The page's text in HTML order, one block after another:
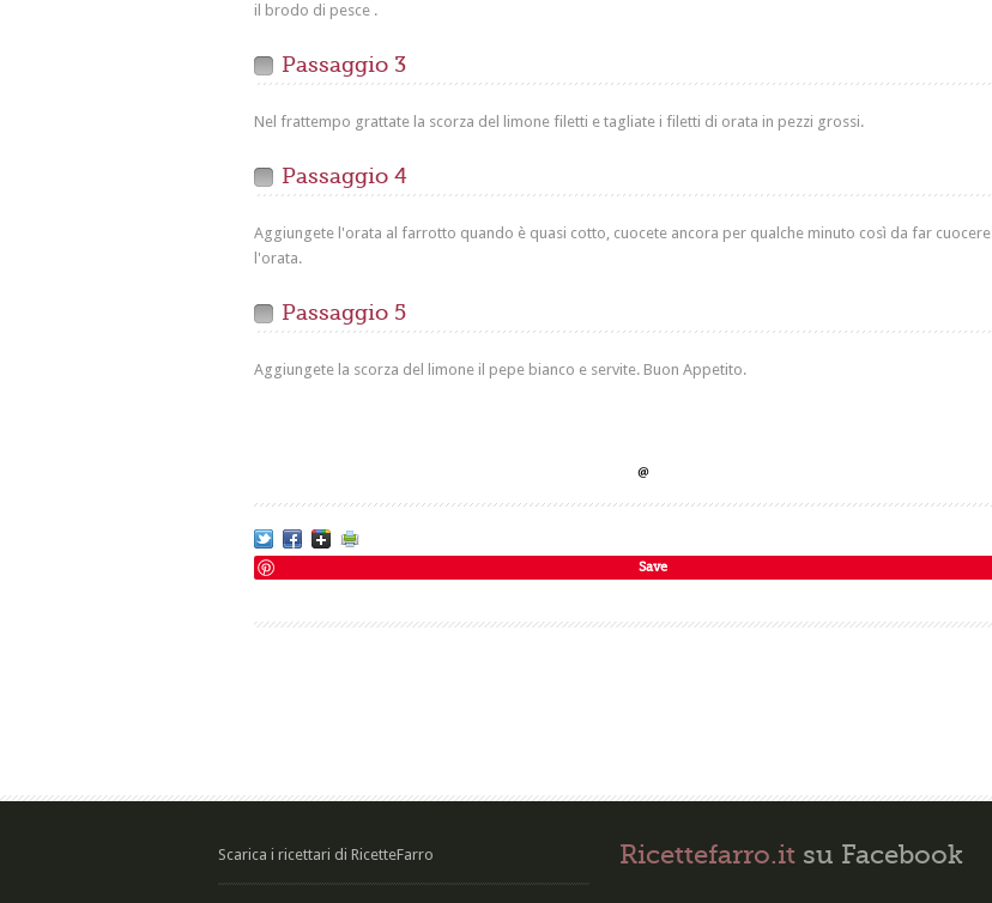
il brodo di pesce .
Passaggio 3
Nel frattempo grattate la scorza del limone filetti e tagliate i filetti di orata in pezzi grossi.
Passaggio 4
Aggiungete l'orata al farrotto quando è quasi cotto, cuocete ancora per qualche minuto così da far cuocere
l'orata.
Passaggio 5
Aggiungete la scorza del limone il pepe bianco e servite. Buon Appetito.
Save
Scarica i ricettari di RicetteFarro Ricettefarro.it su Facebook